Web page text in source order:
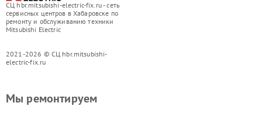
СЦ hbr.mitsubishi-electric-fix.ru - сеть
сервисных центров в Хабаровске по
ремонту и обслуживанию техники
Mitsubishi Electric
2021-2026 © СЦ hbr.mitsubishi-
electric-fix.ru
Мы ремонтируем